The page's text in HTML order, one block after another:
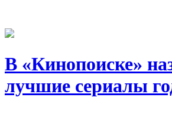
В «Кинопоиске»
лучшие сериалы